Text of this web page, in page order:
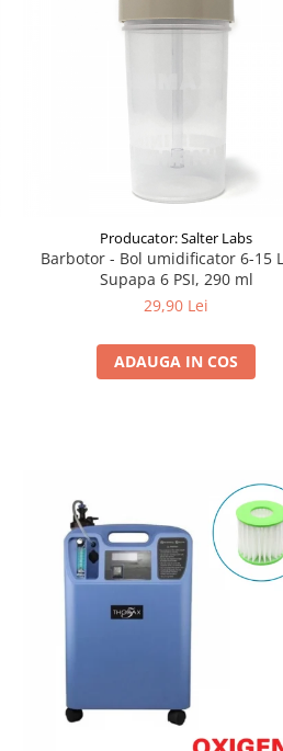
Producator: Salter Labs
Barbotor - Bol umidificator 6-15
Supapa 6 PSI, 290 ml
29,90 Lei
ADAUGA IN COS